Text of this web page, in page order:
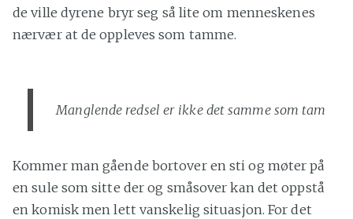
de ville dyrene bryr seg så lite om menneskenes
nærvær at de oppleves som tamme.
Manglende redsel er ikke det samme som tam
Kommer man gående bortover en sti og møter på
en sule som sitte der og småsover kan det oppstå
en komisk men lett vanskelig situasjon. For det